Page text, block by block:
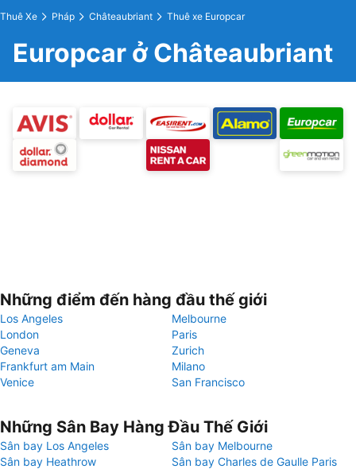
Thuê Xe Pháp Châteaubriant Thuê xe Europcar
Europcar ở Châteaubriant
Những điểm đến hàng đầu thế giới
Los Angeles
Melbourne
London
Paris
Geneva
Zurich
Frankfurt am Main
Milano
Venice
San Francisco
Những Sân Bay Hàng Đầu Thế Giới
Sân bay Los Angeles
Sân bay Melbourne
Sân bay Heathrow
Sân bay Charles de Gaulle Paris